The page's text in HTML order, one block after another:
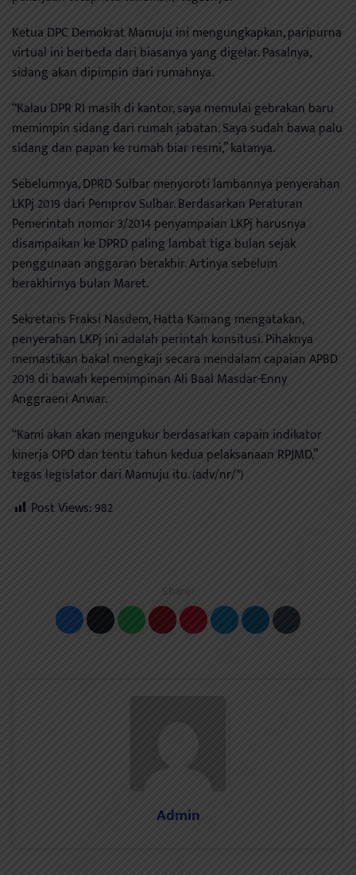
Ketua DPC Demokrat Mamuju ini mengungkapkan, paripurna
virtual ini berbeda dari biasanya yang digelar. Pasalnya,
sidang akan dipimpin dari rumahnya.
“Kalau DPR RI masih di kantor, saya memulai gebrakan baru
memimpin sidang dari rumah jabatan. Saya sudah bawa palu
sidang dan papan ke rumah biar resmi,” katanya.
Sebelumnya, DPRD Sulbar menyoroti lambannya penyerahan
LKPj 2019 dari Pemprov Sulbar. Berdasarkan Peraturan
Pemerintah nomor 3/2014 penyampaian LKPj harusnya
disampaikan ke DPRD paling lambat tiga bulan sejak
penggunaan anggaran berakhir. Artinya sebelum
berakhirnya bulan Maret.
Sekretaris Fraksi Nasdem, Hatta Kainang mengatakan,
penyerahan LKPj ini adalah perintah konsitusi. Pihaknya
memastikan bakal mengkaji secara mendalam capaian APBD
2019 di bawah kepemimpinan Ali Baal Masdar-Enny
Anggraeni Anwar.
“Kami akan akan mengukur berdasarkan capain indikator
kinerja OPD dan tentu tahun kedua pelaksanaan RPJMD,”
tegas legislator dari Mamuju itu. (adv/nr/*)
Post Views:982
Share:
Admin